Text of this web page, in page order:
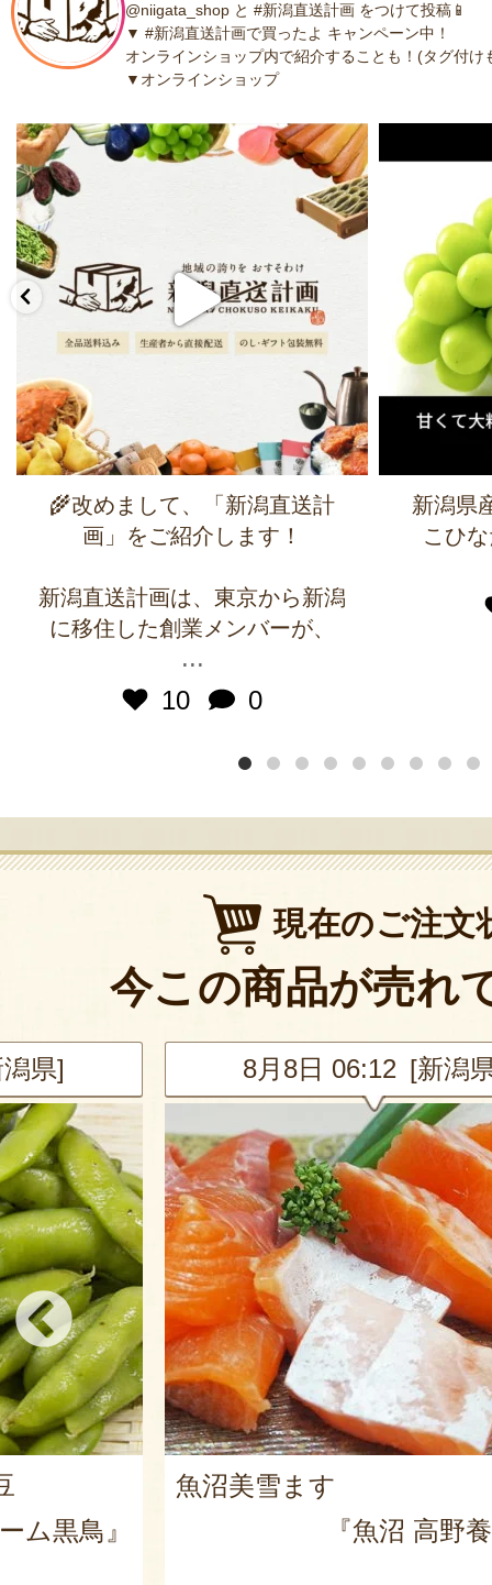
@niigata_shop と #新潟直送計画 をつけて投稿📱
▼ #新潟直送計画で買ったよ キャンペーン中！
オンラインショップ内で紹介することも！(タグ付け
▼オンラインショップ
🌾改めまして、「新潟直送計
画」をご紹介します！
新潟直送計画は、東京から新潟
に移住した創業メンバーが、
...
10
0
新潟県
こひ
現在のご注文
今この商品が売れ
県]
養魚場』
8月8日 05:23 [三重
令和7年度米 新潟産 新之